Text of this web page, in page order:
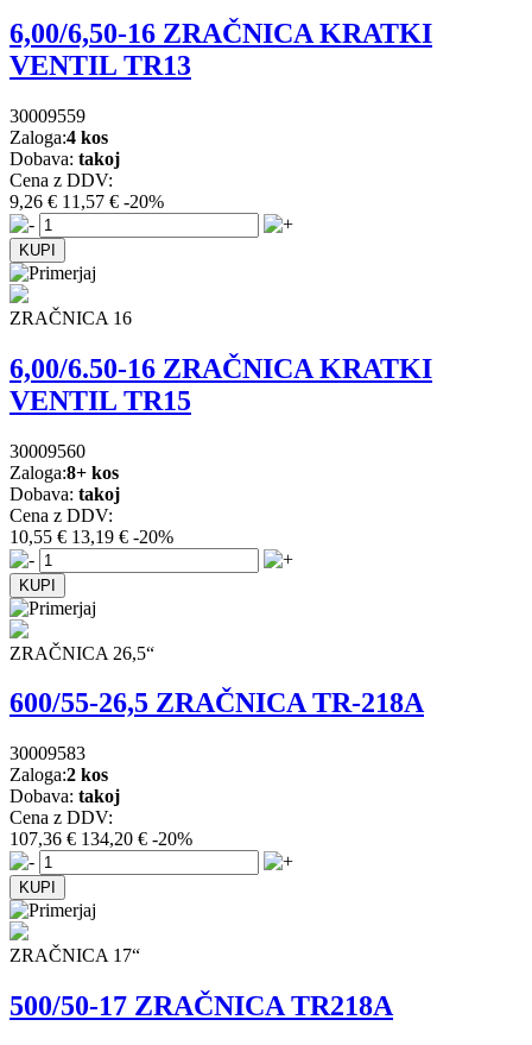
6,00/6,50-16 ZRAČNICA KRATKI
VENTIL TR13
30009559
Zaloga:4 kos
Dobava: takoj
Cena z DDV:
9,26 € 11,57 € -20%
ZRAČNICA 16
6,00/6.50-16 ZRAČNICA KRATKI
VENTIL TR15
30009560
Zaloga:8+ kos
Dobava: takoj
Cena z DDV:
10,55 € 13,19 € -20%
ZRAČNICA 26,5“
600/55-26,5 ZRAČNICA TR-218A
30009583
Zaloga:2 kos
Dobava: takoj
Cena z DDV:
107,36 € 134,20 € -20%
ZRAČNICA 17“
500/50-17 ZRAČNICA TR218A